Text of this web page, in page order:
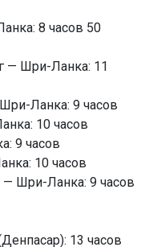
8 часов 50
— Шри-Ланка: 11
Ланка: 9 часов
10 часов
9 часов
10 часов
— Шри-Ланка: 9 часов
13 часов